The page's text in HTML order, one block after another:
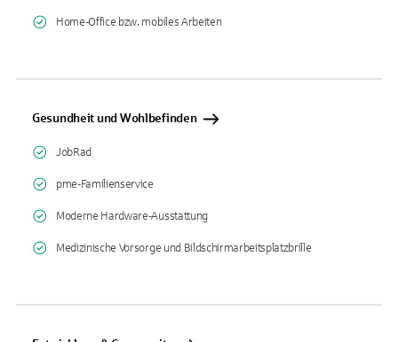
Home-Office bzw. mobiles Arbeiten
Gesundheit und Wohlbefinden
JobRad
pme-Familienservice
Moderne Hardware-Ausstattung
Medizinische Vorsorge und Bildschirmarbeitsplatzbrille